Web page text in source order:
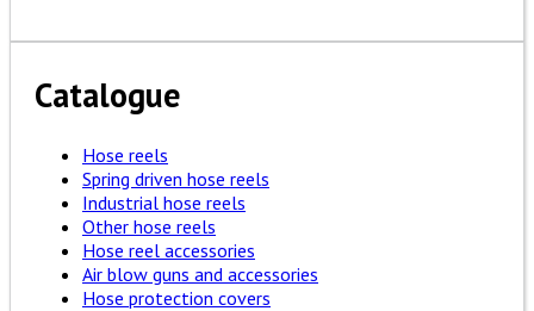
Catalogue
Hose reels
Spring driven hose reels
Industrial hose reels
Other hose reels
Hose reel accessories
Air blow guns and accessories
Hose protection covers